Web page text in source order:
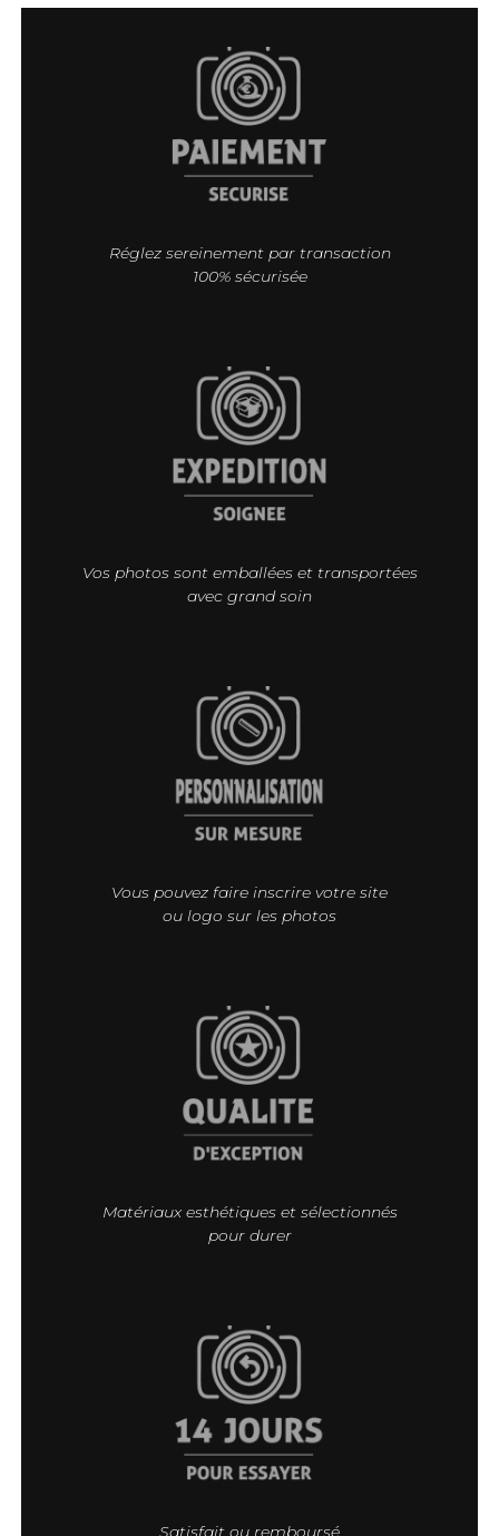
Réglez sereinement par transaction
100% sécurisée
Vos photos sont emballées et transportées
avec grand soin
Vous pouvez faire inscrire votre site
ou logo sur les photos
Matériaux esthétiques et sélectionnés
pour durer
Satisfait ou remboursé